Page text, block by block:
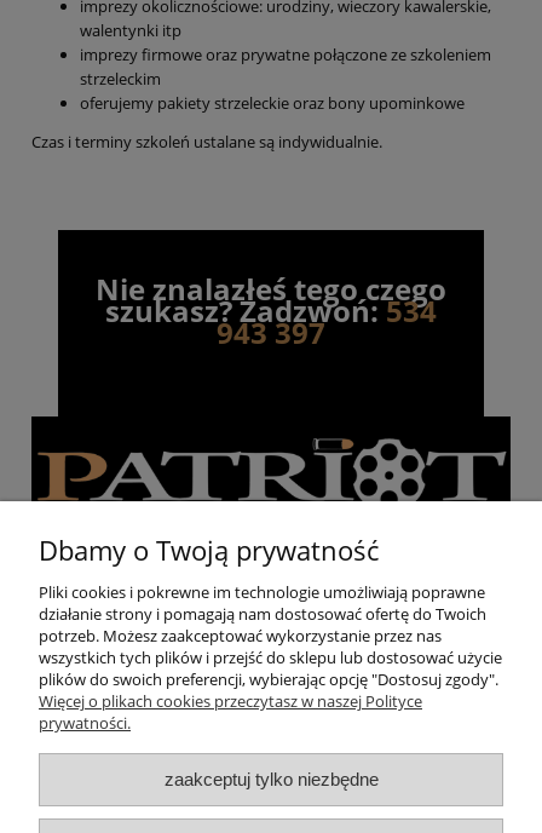
imprezy okolicznościowe: urodziny, wieczory kawalerskie,
walentynki itp
imprezy firmowe oraz prywatne połączone ze szkoleniem
strzeleckim
oferujemy pakiety strzeleckie oraz bony upominkowe
Czas i terminy szkoleń ustalane są indywidualnie.
Nie znalazłeś tego czego
szukasz? Zadzwoń:534
943 397
Pomoc
Moje konto
O nas
Dbamy o Twoją prywatność
Pliki cookies i pokrewne im technologie umożliwiają poprawne
działanie strony i pomagają nam dostosować ofertę do Twoich
potrzeb. Możesz zaakceptować wykorzystanie przez nas
wszystkich tych plików i przejść do sklepu lub dostosować użycie
plików do swoich preferencji, wybierając opcję "Dostosuj zgody".
Więcej o plikach cookies przeczytasz w naszej Polityce
prywatności.
zaakceptuj tylko niezbędne